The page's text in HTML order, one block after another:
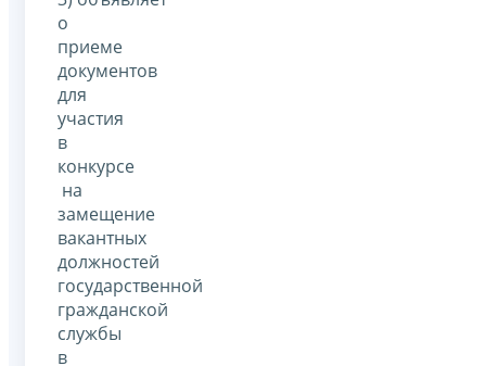
о
приеме
документов
для
участия
в
конкурсе
на
замещение
вакантных
должностей
государственной
гражданской
службы
в